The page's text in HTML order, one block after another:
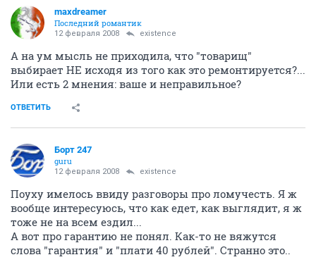
maxdreamer
Последний романтик
12 февраля 2008 existence
А на ум мысль не приходила, что "товарищ"
выбирает НЕ исходя из того как это ремонтируется?...
Или есть 2 мнения: ваше и неправильное?
ОТВЕТИТЬ
Борт 247
guru
12 февраля 2008 existence
Поуху имелось ввиду разговоры про ломучесть. Я ж
вообще интересуюсь, что как едет, как выглядит, я ж
тоже не на всем ездил...
А вот про гарантию не понял. Как-то не вяжутся
слова "гарантия" и "плати 40 рублей". Странно это..